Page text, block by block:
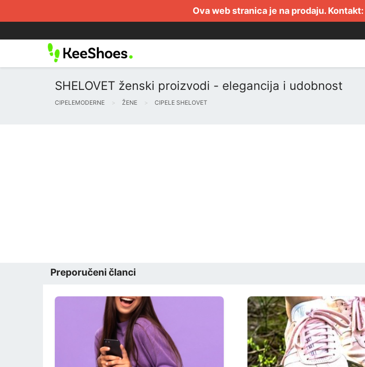
Ova web stranica je na prodaju. Kontakt:
SHELOVET ženski proizvodi - elegancija i udobnost
CIPELEMODERNE ŽENE CIPELE SHELOVET
Preporučeni članci